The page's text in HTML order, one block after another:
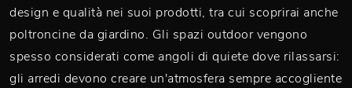
design e qualità nei suoi prodotti, tra cui scoprirai anche
poltroncine da giardino. Gli spazi outdoor vengono
spesso considerati come angoli di quiete dove rilassarsi:
gli arredi devono creare un'atmosfera sempre accogliente